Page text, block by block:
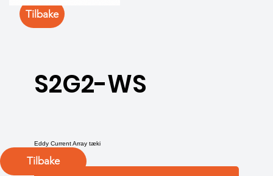
Tilbake
S2G2-WS
Eddy Current Array tæki
Tilbake